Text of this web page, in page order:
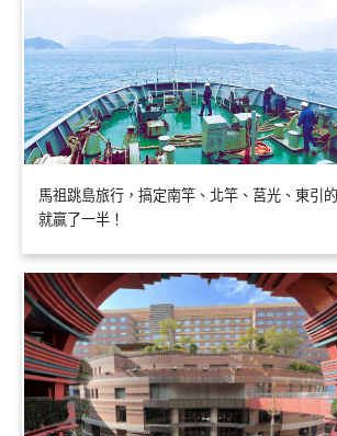
馬祖跳島旅行，搞定南竿、北竿、莒光、東引
就贏了一半！